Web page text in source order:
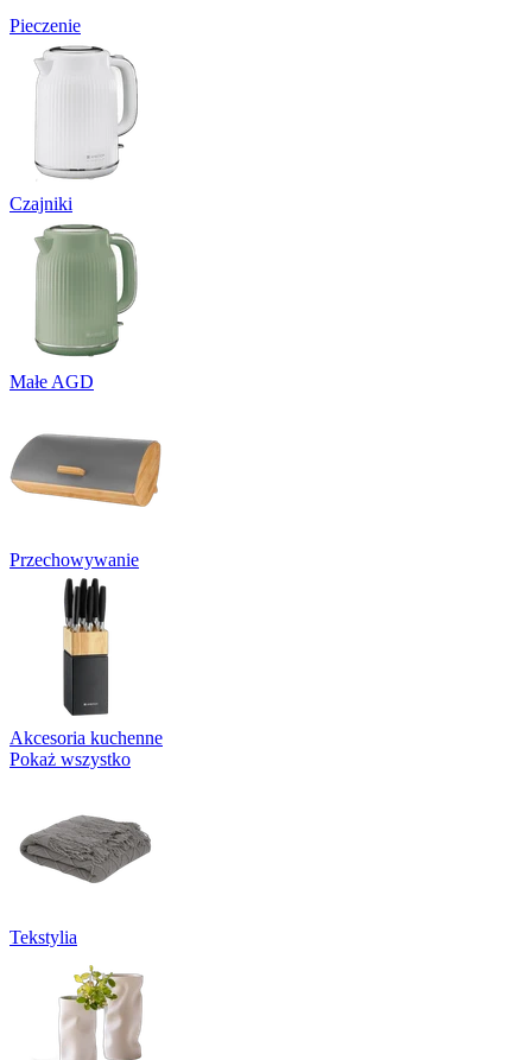
Pieczenie
Czajniki
Małe AGD
Przechowywanie
Akcesoria kuchenne
Pokaż wszystko
Tekstylia